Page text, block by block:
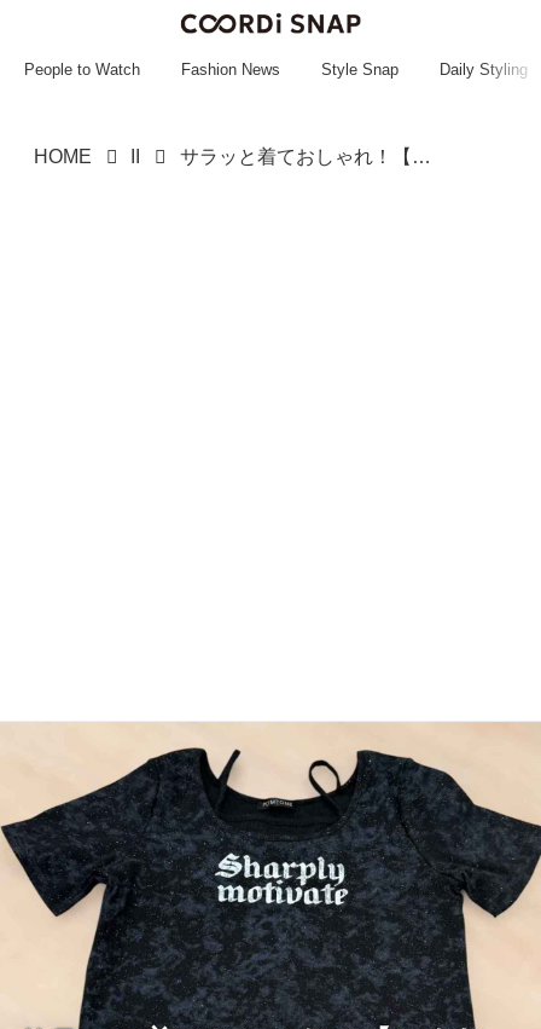
~~~~~~~~~~~
People to Watch Fashion News Style Snap Daily Styling
HOME サラッと着ておしゃれ！【しまむら】で買える「おすすめTシャツ」